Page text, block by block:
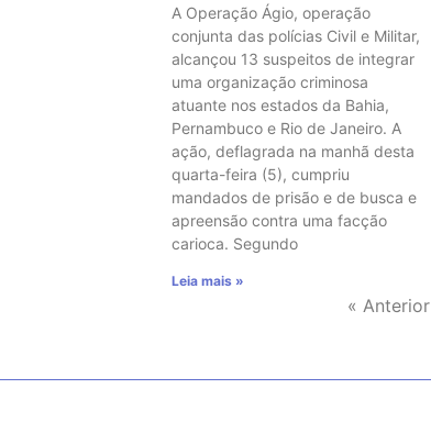
A Operação Ágio, operação
conjunta das polícias Civil e Militar,
alcançou 13 suspeitos de integrar
uma organização criminosa
atuante nos estados da Bahia,
Pernambuco e Rio de Janeiro. A
ação, deflagrada na manhã desta
quarta-feira (5), cumpriu
mandados de prisão e de busca e
apreensão contra uma facção
carioca. Segundo
Leia mais »
« Anterior